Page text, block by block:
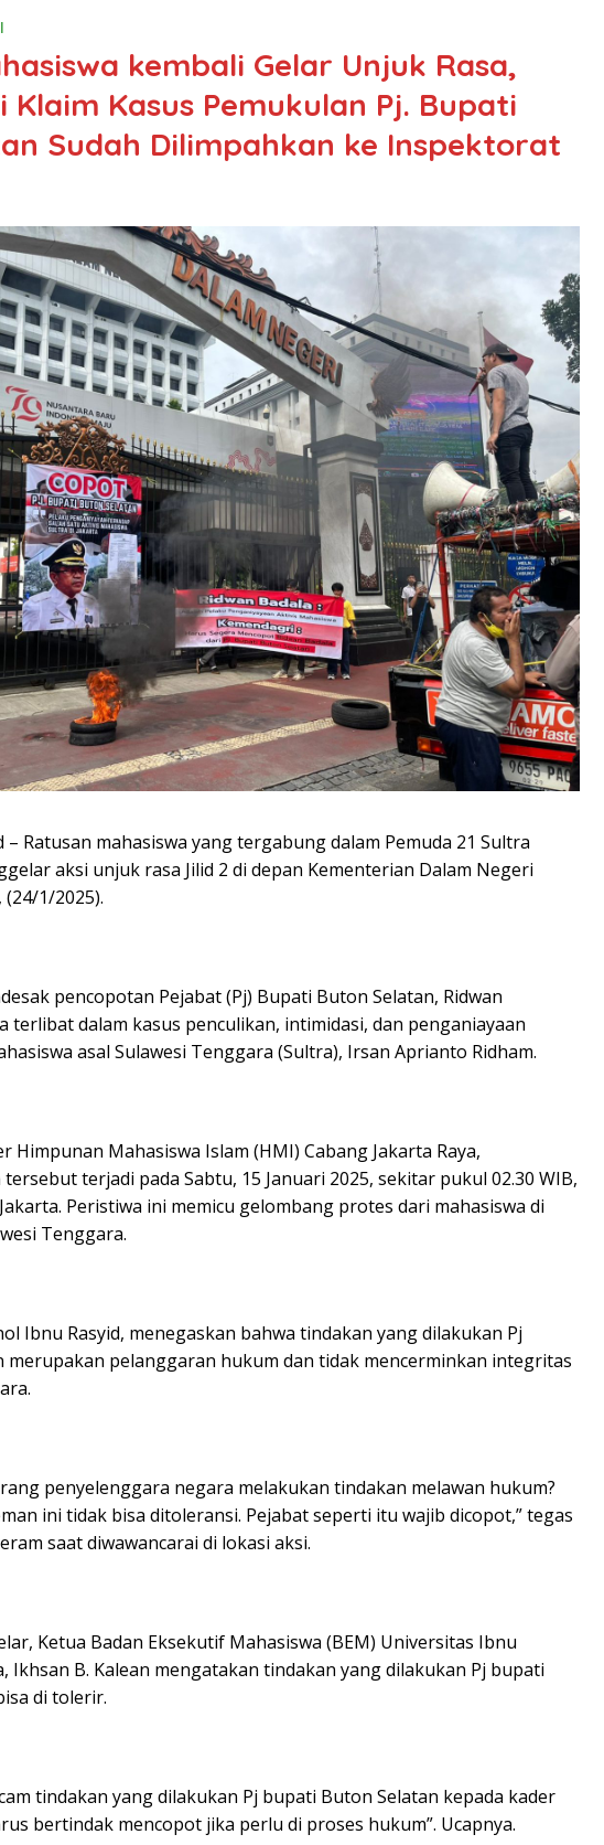
kembali Gelar Unjuk Rasa,
Klaim Kasus Pemukulan Pj. Bupati
Sudah Dilimpahkan ke Inspektorat
– Ratusan mahasiswa yang tergabung dalam Pemuda 21 Sultra
aksi unjuk rasa Jilid 2 di depan Kementerian Dalam Negeri
(24/1/2025).
pencopotan Pejabat (Pj) Bupati Buton Selatan, Ridwan
terlibat dalam kasus penculikan, intimidasi, dan penganiayaan
asal Sulawesi Tenggara (Sultra), Irsan Aprianto Ridham.
Himpunan Mahasiswa Islam (HMI) Cabang Jakarta Raya,
terjadi pada Sabtu, 15 Januari 2025, sekitar pukul 02.30 WIB,
Peristiwa ini memicu gelombang protes dari mahasiswa di
Tenggara.
Ibnu Rasyid, menegaskan bahwa tindakan yang dilakukan Pj
merupakan pelanggaran hukum dan tidak mencerminkan integritas
penyelenggara negara melakukan tindakan melawan hukum?
ini tidak bisa ditoleransi. Pejabat seperti itu wajib dicopot,” tegas
saat diwawancarai di lokasi aksi.
Ketua Badan Eksekutif Mahasiswa (BEM) Universitas Ibnu
Ikhsan B. Kalean mengatakan tindakan yang dilakukan Pj bupati
di tolerir.
tindakan yang dilakukan Pj bupati Buton Selatan kepada kader
bertindak mencopot jika perlu di proses hukum”. Ucapnya.